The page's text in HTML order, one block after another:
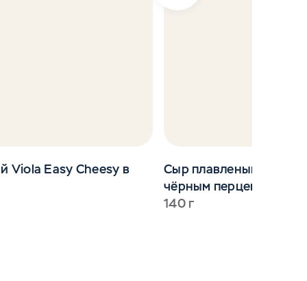
Viola Easy Cheesy в
Сыр плавленый Viola
чёрным перцем в
140 г